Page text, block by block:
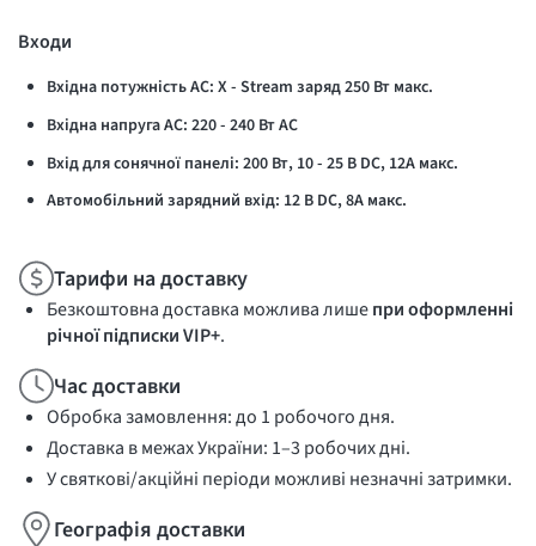
Входи
Вхідна потужність AC: X - Stream заряд 250 Вт макс.
Вхідна напруга AC: 220 - 240 Вт AC
Вхід для сонячної панелі: 200 Вт, 10 - 25 В DC, 12А макс.
Автомобільний зарядний вхід: 12 В DC, 8А макс.
Тарифи на доставку
Безкоштовна доставка можлива лишепри оформленні
річної підписки VIP+.
Час доставки
Обробка замовлення: до 1 робочого дня.
Доставка в межах України: 1–3 робочих дні.
У святкові/акційні періоди можливі незначні затримки.
Географія доставки